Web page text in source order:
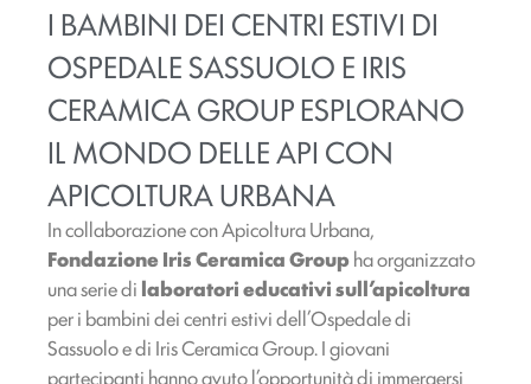
I BAMBINI DEI CENTRI ESTIVI DI
OSPEDALE SASSUOLO E IRIS
CERAMICA GROUP ESPLORANO
IL MONDO DELLE API CON
APICOLTURA URBANA
In collaborazione con Apicoltura Urbana,
Fondazione Iris Ceramica Groupha organizzato
una serie di laboratori educativi sull’apicoltura
per i bambini dei centri estivi dell’Ospedale di
Sassuolo e di Iris Ceramica Group. I giovani
partecipanti hanno avuto l’opportunità di immergersi